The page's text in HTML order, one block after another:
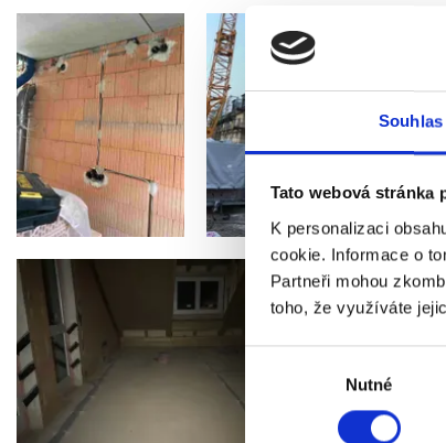
Souhlas
Tato webová stránka
K personalizaci
cookie. Informace o
Partneři mohou
toho, že využíváte
Nutné